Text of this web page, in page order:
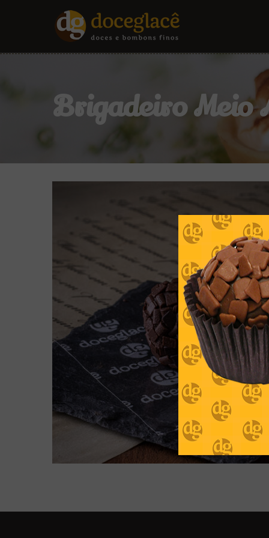
Brigadeiro Meio